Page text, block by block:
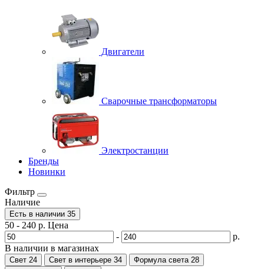
Двигатели
Сварочные трансформаторы
Электростанции
Бренды
Новинки
Фильтр
Наличие
Есть в наличии 35
50 - 240 р. Цена
-
р.
В наличии в магазинах
Свет 24 Свет в интерьере 34 Формула света 28